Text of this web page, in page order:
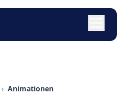
› ️ Animationen